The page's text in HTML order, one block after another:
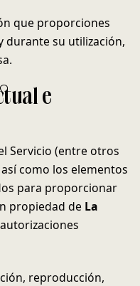
que proporciones
durante su utilización,
e
Servicio (entre otros
como los elementos
para proporcionar
propiedad de La
reproducción,